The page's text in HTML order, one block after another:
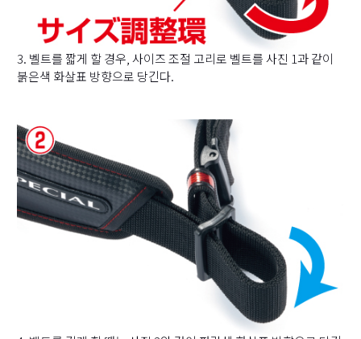
3. 벨트를 짧게 할 경우, 사이즈 조절 고리로 벨트를 사진 1과 같이
붉은색 화살표 방향으로 당긴다.